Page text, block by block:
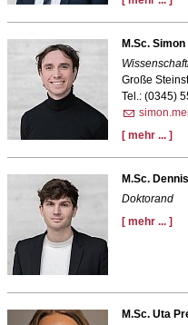
M.Sc.
Große
Tel.: (0345)
[ mehr ... ]
M.Sc.
Doktorand
[ mehr ... ]
M.Sc. Uta